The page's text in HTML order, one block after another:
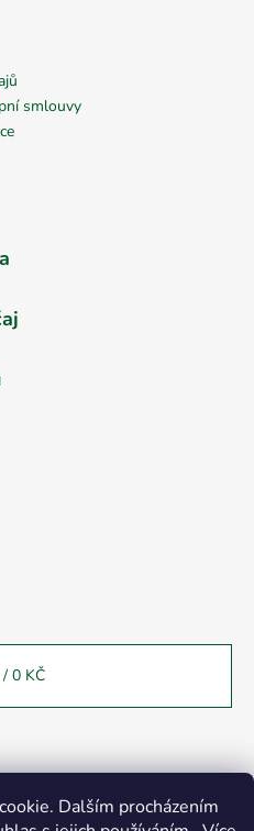
Dalším procházením
smlouvy
/ 0 KČ